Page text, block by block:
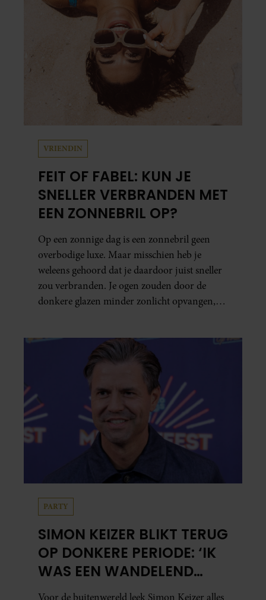
VRIENDIN
FEIT OF FABEL: KUN JE
SNELLER VERBRANDEN MET
EEN ZONNEBRIL OP?
Op een zonnige dag is een zonnebril geen
overbodige luxe. Maar misschien heb je
weleens gehoord dat je daardoor juist sneller
zou verbranden. Je ogen zouden door de
donkere glazen minder zonlicht opvangen,
ook echt? Wij zoeken uit hoe het zit.
PARTY
SIMON KEIZER BLIKT TERUG
OP DONKERE PERIODE: ‘IK
WAS EEN WANDELEND
HOOFD’